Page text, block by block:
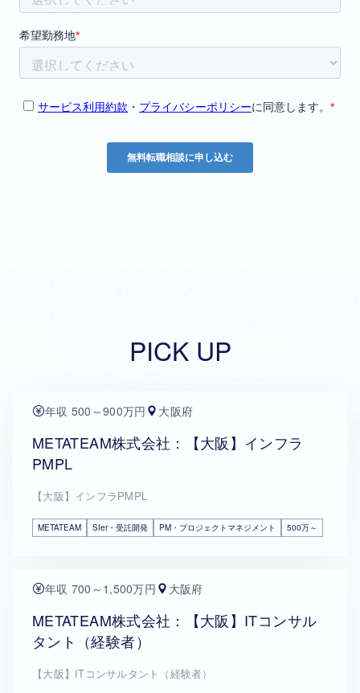
PICK UP
年収 500～900万円 大阪府
METATEAM株式会社：【大阪】インフラ
PMPL
【大阪】インフラPMPL
METATEAM SIer・受託開発 PM・プロジェクトマネジメント 500万～
年収 700～1,500万円 大阪府
METATEAM株式会社：【大阪】ITコンサル
タント（経験者）
【大阪】ITコンサルタント（経験者）